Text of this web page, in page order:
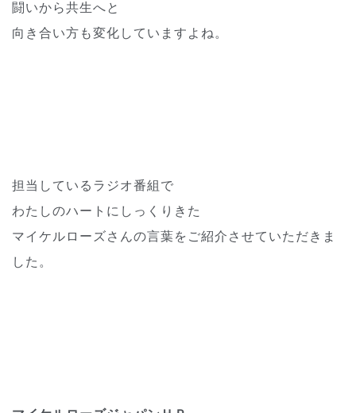
闘いから共生へと
向き合い方も変化していますよね。
担当しているラジオ番組で
わたしのハートにしっくりきた
マイケルローズさんの言葉をご紹介させていただきま
した。